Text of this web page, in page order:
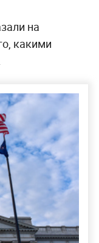
на
какими